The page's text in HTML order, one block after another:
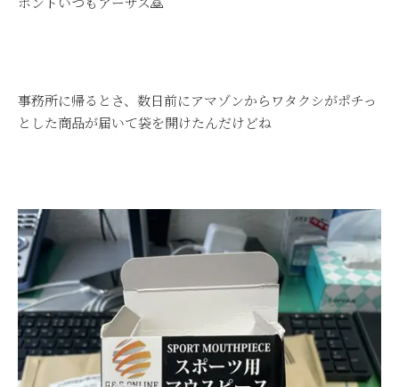
事務所に帰るとさ、数日前にアマゾンからワタクシがポチっ
とした商品が届いて袋を開けたんだけどね